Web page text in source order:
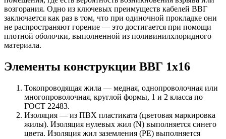
возгорания. Одно из ключевых преимуществ кабелей ВВГ
заключается как раз в том, что при одиночной прокладке они
не распространяют горение — это достигается при помощи
плотной оболочки, выполненной из поливинилхлоридного
материала.
Элементы конструкции ВВГ 1х16
Токопроводящая жила — медная, однопроволочная или
многопроволочная, круглой формы, 1 и 2 класса по
ГОСТ 22483.
Изоляция — из ПВХ пластиката (цветовая маркировка
жилы). Изоляция нулевых жил (N) выполняется синего
цвета. Изоляция жил заземления (PE) выполняется